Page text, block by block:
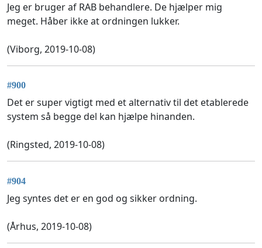
Jeg er bruger af RAB behandlere. De hjælper mig
meget. Håber ikke at ordningen lukker.
(Viborg, 2019-10-08)
#900
Det er super vigtigt med et alternativ til det etablerede
system så begge del kan hjælpe hinanden.
(Ringsted, 2019-10-08)
#904
Jeg syntes det er en god og sikker ordning.
(Århus, 2019-10-08)